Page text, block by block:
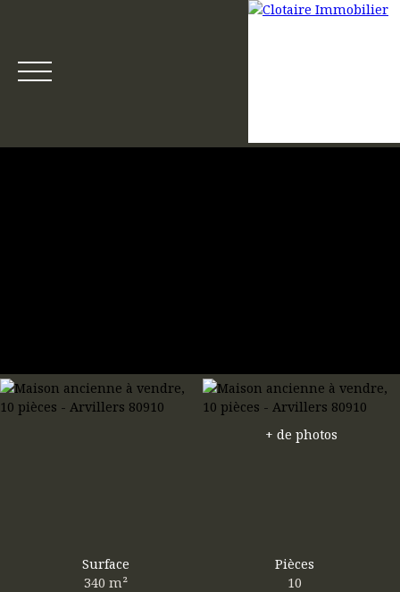
+ de photos
Surface
340 m²
Pièces
10